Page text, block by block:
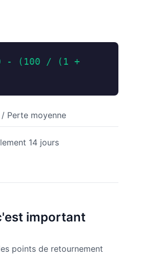
- (100 / (1 +
Perte moyenne
14 jours
important
points de retournement